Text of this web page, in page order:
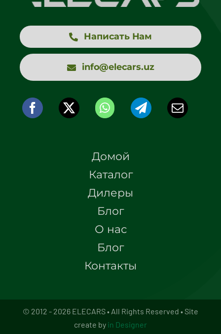
Написать Нам
info@elecars.uz
Домой
Каталог
Дилеры
Блог
О нас
Блог
Контакты
© 2012 - 2026 ELECARS • All Rights Reserved • Site
create by in Designer